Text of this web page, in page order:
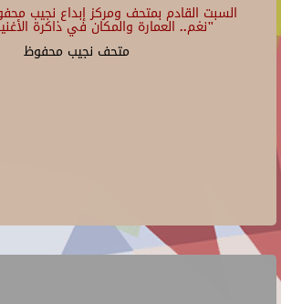
السبت القادم بمتحف ومركز إبداع نجيب
"نغم.. العمارة والمكان في ذاكرة
متحف نجيب محفوظ